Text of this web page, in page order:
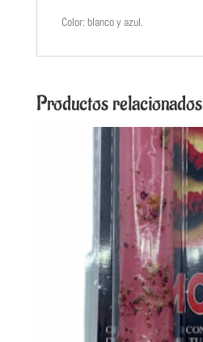
Color: blanco y azul.
Productos relacionados